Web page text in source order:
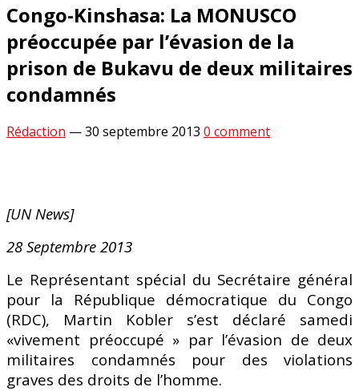
Congo-Kinshasa: La MONUSCO
préoccupée par l’évasion de la
prison de Bukavu de deux militaires
condamnés
Rédaction —30 septembre 2013 0 comment
[UN News]
28 Septembre 2013
Le Représentant spécial du Secrétaire général
pour la République démocratique du Congo
(RDC), Martin Kobler s’est déclaré samedi
«vivement préoccupé » par l’évasion de deux
militaires condamnés pour des violations
graves des droits de l’homme.